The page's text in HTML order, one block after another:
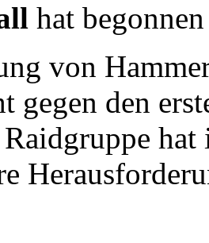
hat
von
gegen den